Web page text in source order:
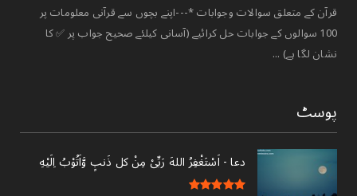
قرآن کے متعلق سوالات وجوابات *---اپنے بچوں سے قرآنی معلومات پر
100 سوالوں کے جوابات حل کرائیے (آسانی کیلئے صحیح جواب پر ✅ کا
نشان لگا ہے) ...
پوسٹ
دعا - ‎اَسْتَغْفِرُ اللهَ رَبِّىْ مِنْ کل ذَنبٍ وَّاَتُوْبُ اِلَيْهِ